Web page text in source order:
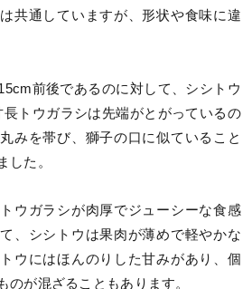
共通していますが、形状や食味に違
前後であるのに対して、シシトウ
トウガラシは先端がとがっているの
みを帯び、獅子の口に似ていること
した。
ウガラシが肉厚でジューシーな食感
、シシトウは果肉が薄めで軽やかな
ウにはほんのりした甘みがあり、個
のが混ざることもあります。